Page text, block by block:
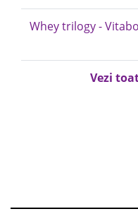
Whey trilogy -
Vezi